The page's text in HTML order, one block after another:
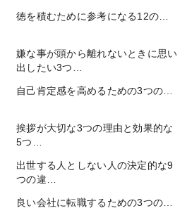
徳を積むために参考になる12の…
嫌な事が頭から離れないときに思い
出したい3つ…
自己肯定感を高めるための3つの…
挨拶が大切な3つの理由と効果的な
5つ…
出世する人としない人の決定的な9
つの違…
良い会社に転職するための3つの…